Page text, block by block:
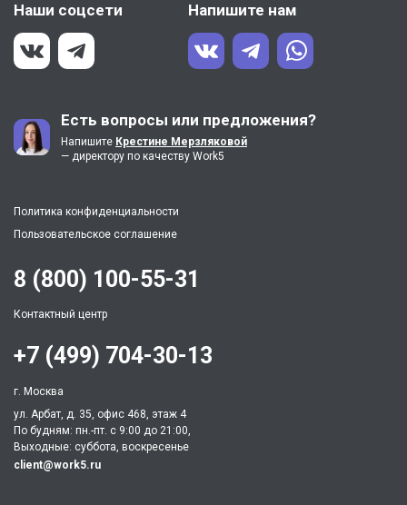
Наши соцсети Напишите нам
Есть вопросы или предложения?
Напишите Крестине Мерзляковой
— директору по качеству Work5
Политика конфиденциальности
Пользовательское соглашение
8 (800) 100-55-31
Контактный центр
+7 (499) 704-30-13
г. Москва
ул. Арбат, д. 35, офис 468, этаж 4
По будням: пн.-пт. c 9:00 до 21:00,
Выходные: суббота, воскресенье
client@work5.ru